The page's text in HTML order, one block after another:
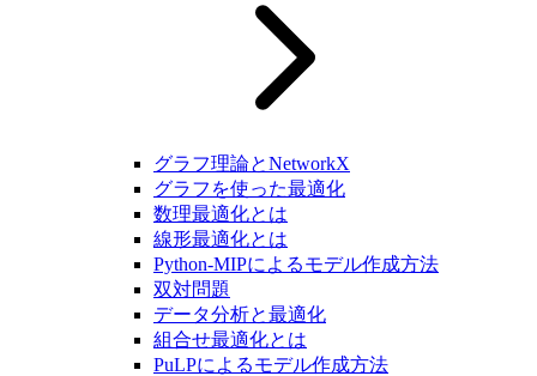
グラフ理論とNetworkX
グラフを使った最適化
数理最適化とは
線形最適化とは
Python-MIPによるモデル作成方法
双対問題
データ分析と最適化
組合せ最適化とは
PuLPによるモデル作成方法